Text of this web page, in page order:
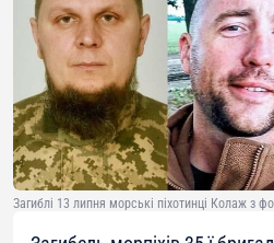
Загиблі 13 липня морські піхотинці Колаж з